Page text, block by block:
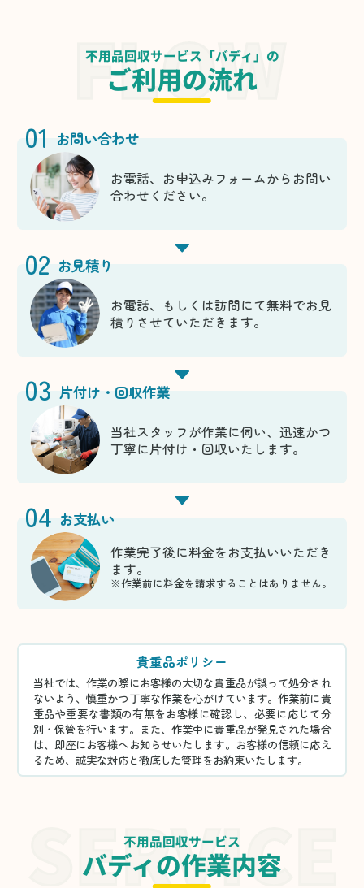
不用品回収サービス「バディ」の
ご利用の流れ
01 お問い合わせ
お電話、お申込みフォームからお問い
合わせください。
02 お見積り
お電話、もしくは訪問にて無料でお見
積りさせていただきます。
03 片付け・回収作業
当社スタッフが作業に伺い、迅速かつ
丁寧に片付け・回収いたします。
04 お支払い
作業完了後に料金をお支払いいただき
ます。
※作業前に料金を請求することはありません。
貴重品ポリシー
当社では、作業の際にお客様の大切な貴重品が誤って処分され
ないよう、慎重かつ丁寧な作業を心がけています。作業前に貴
重品や重要な書類の有無をお客様に確認し、必要に応じて分
別・保管を行います。また、作業中に貴重品が発見された場合
は、即座にお客様へお知らせいたします。お客様の信頼に応え
るため、誠実な対応と徹底した管理をお約束いたします。
不用品回収サービス
バディの作業内容